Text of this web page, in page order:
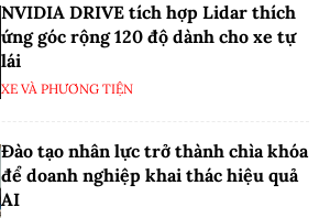
NVIDIA DRIVE tích hợp Lidar thích
ứng góc rộng 120 độ dành cho xe tự
lái
XE VÀ PHƯƠNG TIỆN
Đào tạo nhân lực trở thành chìa khóa
để doanh nghiệp khai thác hiệu quả
AI